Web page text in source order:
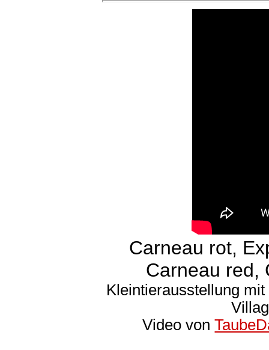
Carneau rot,
Carneau red,
Kleintierausstellung
Video von